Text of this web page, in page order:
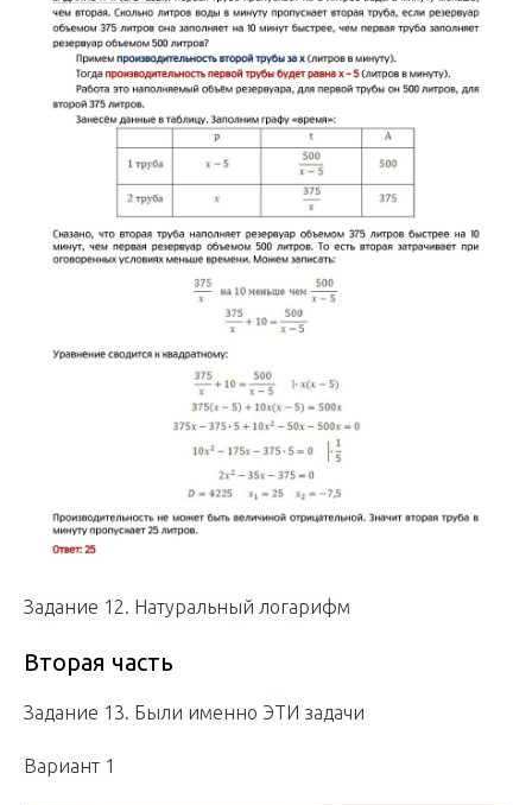
Задание 12. Натуральный логарифм
Вторая часть
Задание 13. Были именно ЭТИ задачи
Вариант 1